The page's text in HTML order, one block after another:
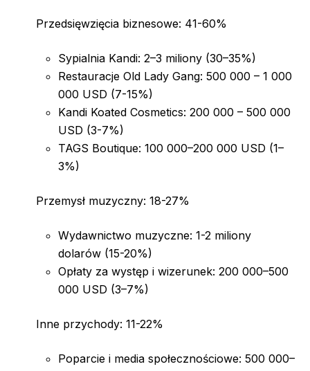
Przedsięwzięcia biznesowe: 41-60%
Sypialnia Kandi: 2–3 miliony (30–35%)
Restauracje Old Lady Gang: 500 000 – 1 000
000 USD (7-15%)
Kandi Koated Cosmetics: 200 000 – 500 000
USD (3-7%)
TAGS Boutique: 100 000–200 000 USD (1–
3%)
Przemysł muzyczny: 18-27%
Wydawnictwo muzyczne: 1-2 miliony
dolarów (15-20%)
Opłaty za występ i wizerunek: 200 000–500
000 USD (3–7%)
Inne przychody: 11-22%
Poparcie i media społecznościowe: 500 000–